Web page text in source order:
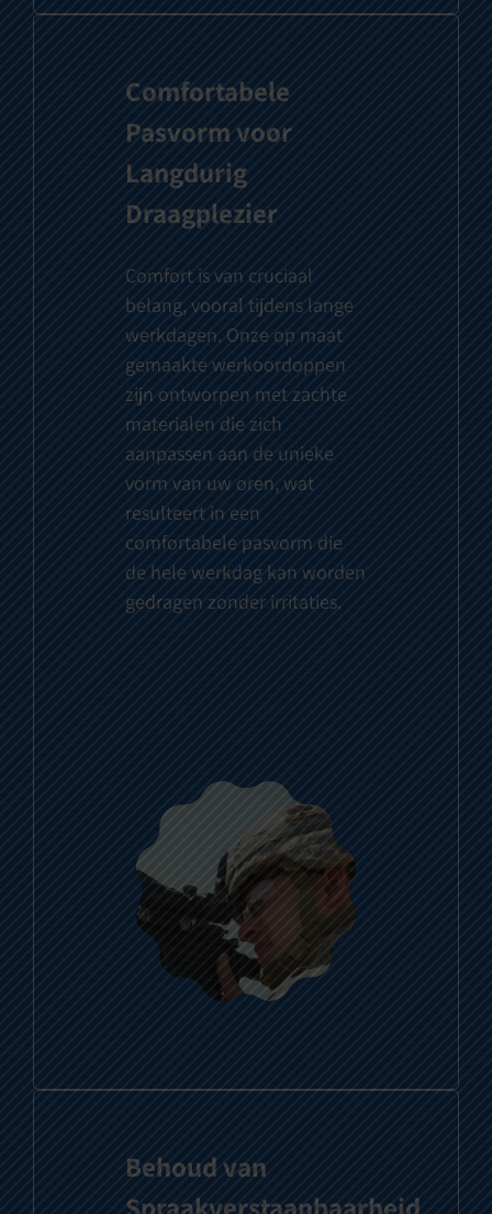
Comfortabele
Pasvorm voor
Langdurig
Draagplezier
Comfort is van cruciaal
belang, vooral tijdens lange
werkdagen. Onze op maat
gemaakte werkoordoppen
zijn ontworpen met zachte
materialen die zich
aanpassen aan de unieke
vorm van uw oren, wat
resulteert in een
comfortabele pasvorm die
de hele werkdag kan worden
gedragen zonder irritaties.
Behoud van